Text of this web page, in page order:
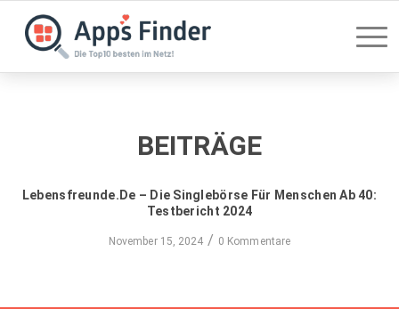
BEITRÄGE
Lebensfreunde.de – Die Singlebörse Für Menschen Ab 40:
Testbericht 2024
November 15, 2024 / 0 Kommentare